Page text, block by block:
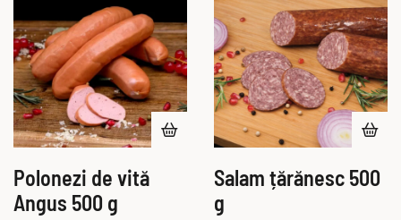
Polonezi de vită
Angus 500 g
Salam țărănesc 500
g